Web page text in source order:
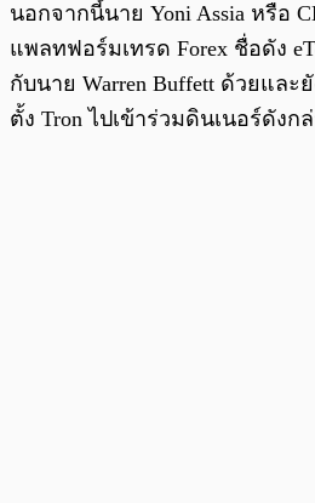
นอกจากนี้นาย Yoni Assia หรือ
แพลทฟอร์มเทรด Forex ชื่อดัง
กับนาย Warren Buffett ด้วยและ
ตั้ง Tron ไปเข้าร่วมดินเนอร์ดังก